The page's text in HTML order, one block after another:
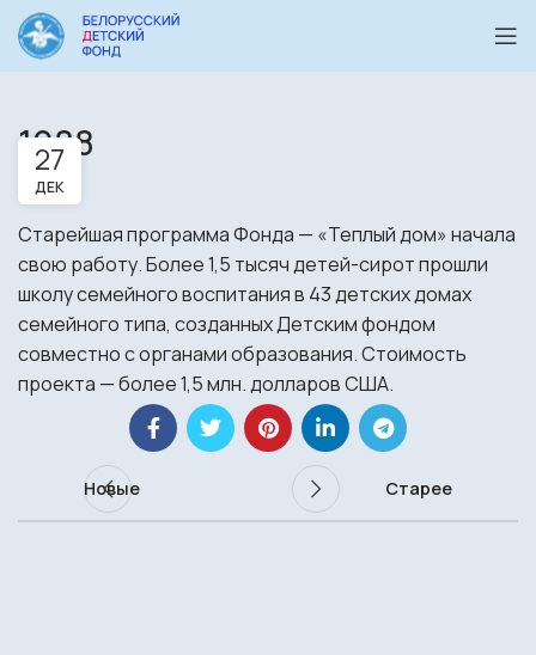
1988
27
ДЕК
Старейшая программа Фонда — «Теплый дом» начала
свою работу. Более 1,5 тысяч детей-сирот прошли
школу семейного воспитания в 43 детских домах
семейного типа, созданных Детским фондом
совместно с органами образования. Стоимость
проекта — более 1,5 млн. долларов США.
Новые Старее